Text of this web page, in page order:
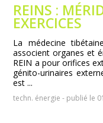
REINS :
EXERCICES
La médecine
associent organes et
REIN a pour orifices
génito-urinaires
est ...
techn. énergie - publié le